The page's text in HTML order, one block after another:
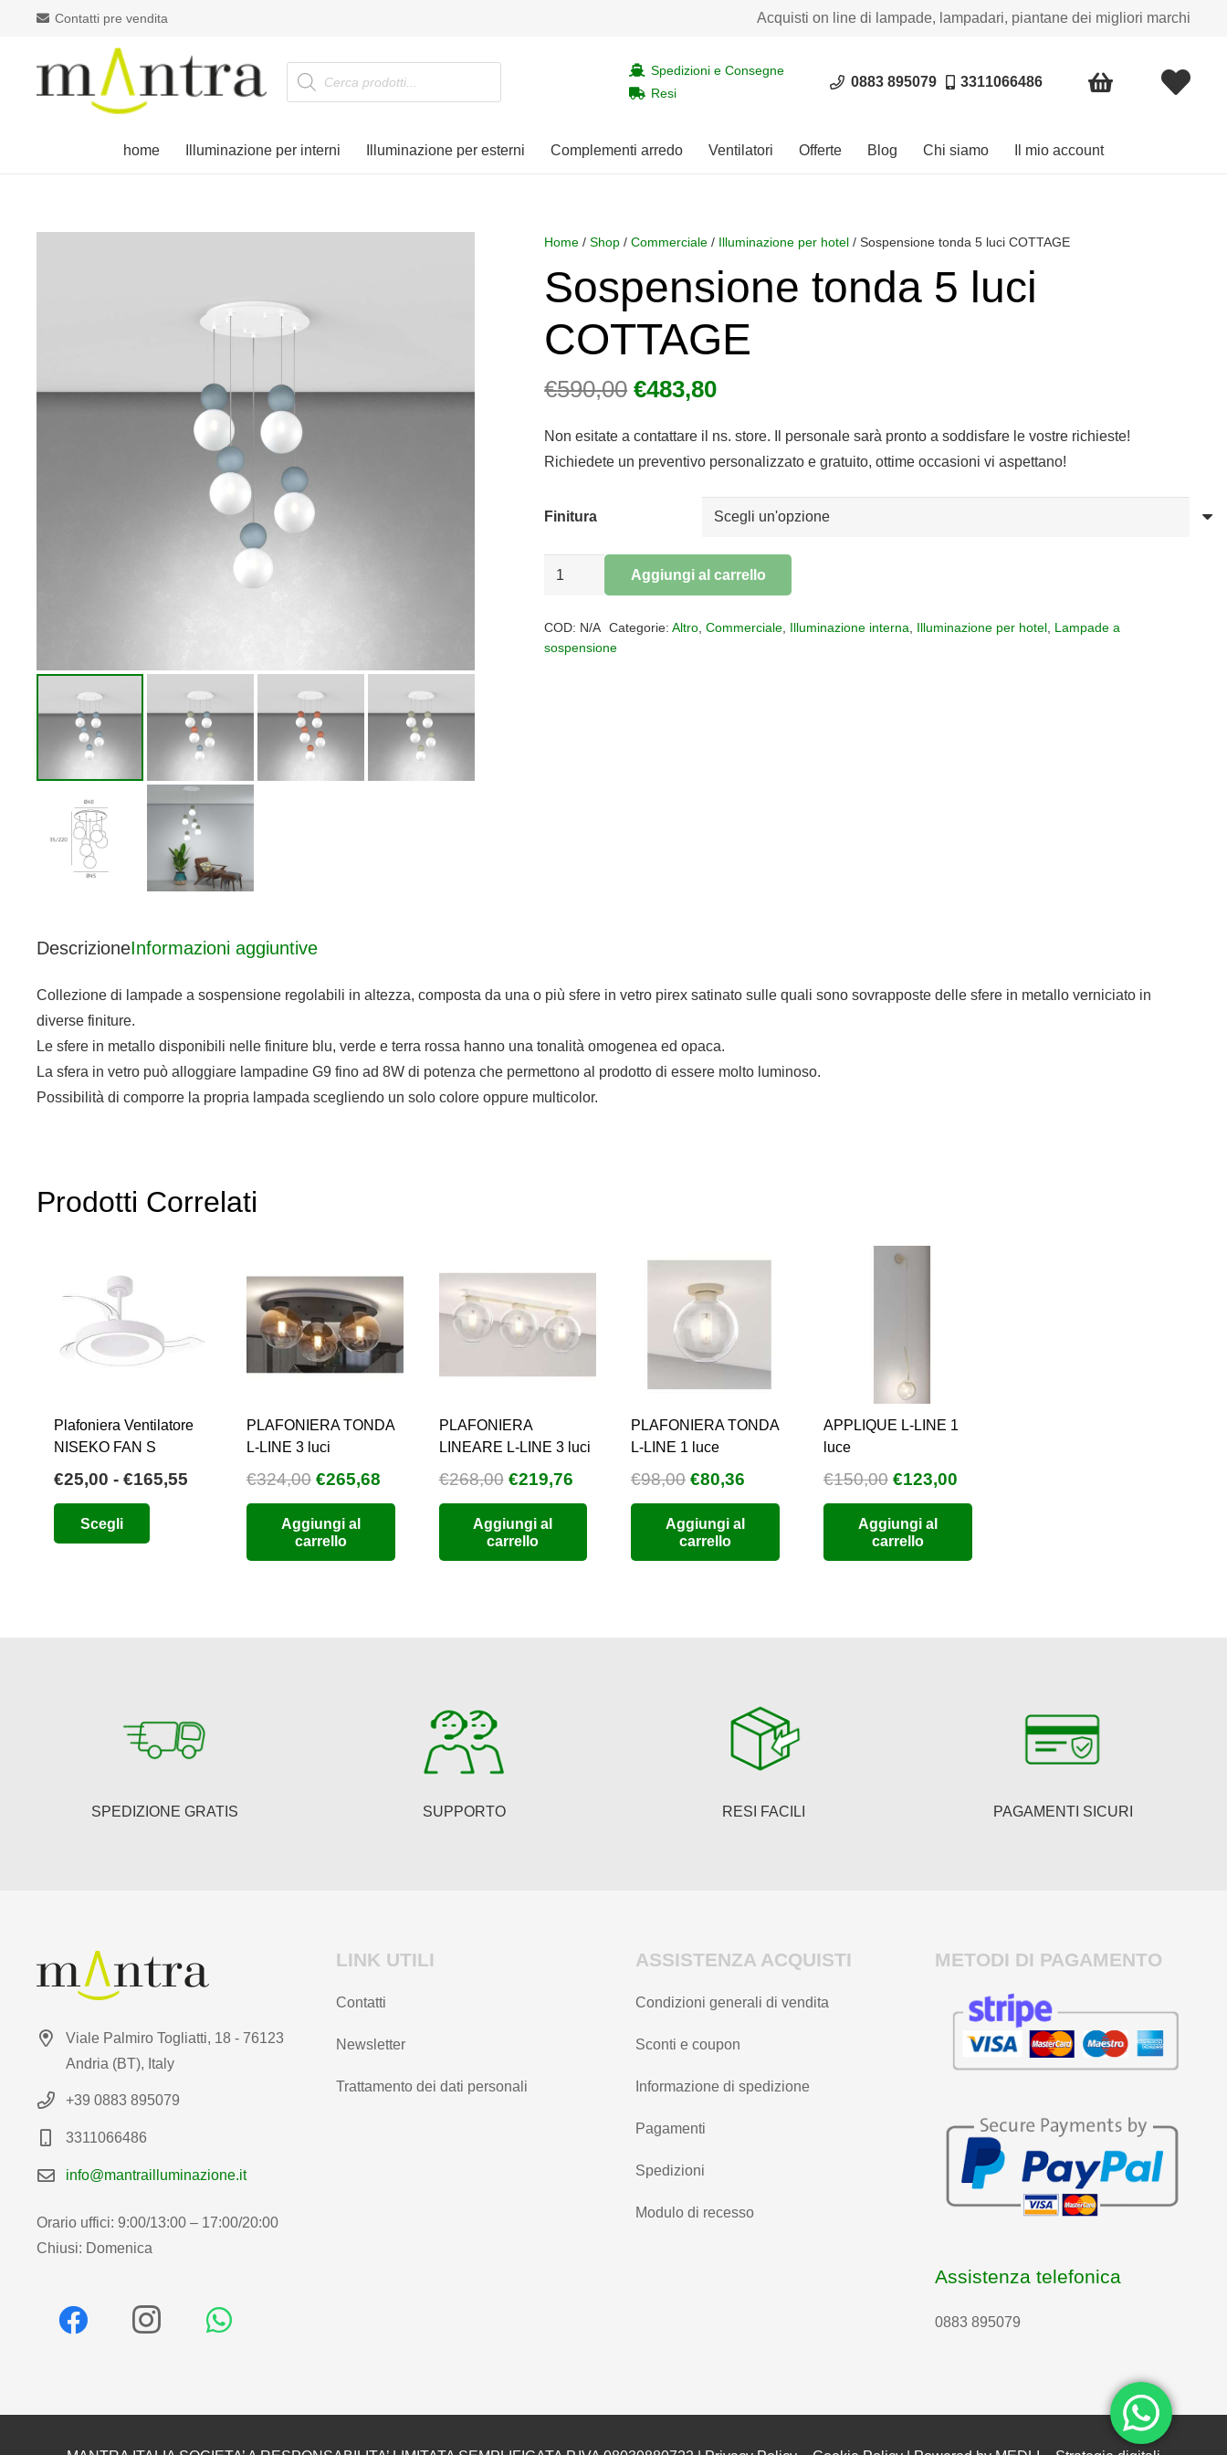
Contatti pre vendita Acquisti on line di lampade, lampadari, piantane dei migliori marchi
Products
search
Spedizioni e Consegne
Resi
0883 895079 3311066486
home Illuminazione per interni Illuminazione per esterni Complementi arredo Ventilatori Offerte Blog Chi siamo Il mio account
Home /Shop /Commerciale / Illuminazione per hotel / Sospensione tonda 5 luci COTTAGE
Sospensione tonda 5 luci
COTTAGE
€590,00 Il
originale
era:
€483,80Il
attuale
è:
Non esitate a contattare il ns. store. Il personale sarà pronto a soddisfare le vostre richieste!
Richiedete un preventivo personalizzato e gratuito, ottime occasioni vi aspettano!
Finitura
Sospensione
luci
Aggiungi al carrello
COD: N/A Categorie: Altro, Commerciale, Illuminazione interna Illuminazione per hotel, Lampade a
sospensione
DescrizioneInformazioni aggiuntive
Collezione di lampade a sospensione regolabili in altezza, composta da una o più sfere in vetro pirex satinato sulle quali sono sovrapposte delle sfere in metallo verniciato in
diverse finiture.
Le sfere in metallo disponibili nelle finiture blu, verde e terra rossa hanno una tonalità omogenea ed opaca.
La sfera in vetro può alloggiare lampadine G9 fino ad 8W di potenza che permettono al prodotto di essere molto luminoso.
Possibilità di comporre la propria lampada scegliendo un solo colore oppure multicolor.
Prodotti Correlati
Plafoniera Ventilatore
NISEKO FAN S
€25,00 - €165,55
Scegli
scelte
nella
del
PLAFONIERA TONDA
L-LINE 3 luci
€324,00 Il
prezzo
originale
era:
€265,68Il
prezzo
Aggiungi al
carrello
PLAFONIERA
LINEARE L-LINE 3 luci
€268,00 Il
prezzo
originale
era:
€219,76Il
prezzo
Aggiungi al
carrello
PLAFONIERA TONDA
L-LINE 1 luce
€98,00 Il
prezzo
originale
era:
€80,36
prezzo
attuale
Aggiungi al
carrello
APPLIQUE L-LINE 1
luce
€150,00 Il
prezzo
originale
era:
€123,00Il
prezzo
Aggiungi al
carrello
SPEDIZIONE GRATIS SUPPORTO RESI FACILI PAGAMENTI SICURI
Viale Palmiro Togliatti, 18 - 76123
Andria (BT), Italy
+39 0883 895079
3311066486
info@mantrailluminazione.it
Orario uffici: 9:00/13:00 – 17:00/20:00
Chiusi: Domenica
LINK UTILI
Contatti
Newsletter
Trattamento dei dati personali
ASSISTENZA ACQUISTI
Condizioni generali di vendita
Sconti e coupon
Informazione di spedizione
Pagamenti
Spedizioni
Modulo di recesso
METODI DI PAGAMENTO
Assistenza telefonica
0883 895079